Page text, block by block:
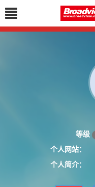
等级
个人网站：
个人简介：